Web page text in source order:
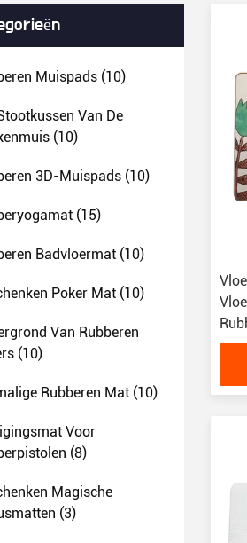
Muispads (10)
Van De
(10)
3D-Muispads (10)
(15)
Badvloermat (10)
Poker Mat (10)
Van Rubberen
(10)
Rubberen Mat (10)
Voor
(8)
Magische
(3)